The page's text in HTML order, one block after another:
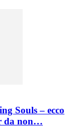
Souls – ecco
da non…